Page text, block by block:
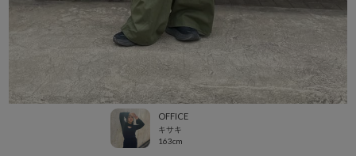
OFFICE
キサキ
163cm